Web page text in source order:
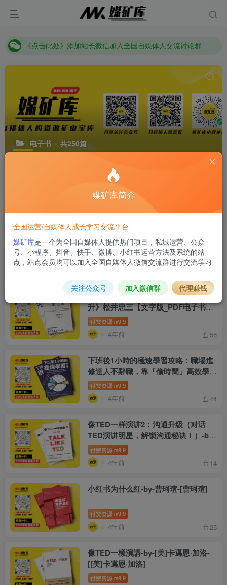
《点击此处》添加站长微信加入全国自媒体人交流讨论群
《点击此处》添加站长微信加入全国自媒体人交流讨论群
媒矿库-全国自媒体人的成长学习交流平台！
电子书 共250篇
微信运营 抖音
我知道他想看什么：用内容营销打造品
牌影响力-by-沙建军-[沙建军]
付费资源 m 9.9
无印良品笔记术：四个步骤实现持续提
升》松井忠三【文字版_PDF电子书_
下载】-by-松井忠三
付费资源 m9.9
4年前 56
下班後1小時的極速學習攻略：職場進
修達人不辭職，靠「偷時間」高效學語
言、修課程，10年考取10張證照-by-李
泂宰（이형재）
付费资源 m9.9
4年前 44
像TED一样演讲2：沟通升级（对话
TED演讲明星，解锁沟通秘诀！）-by-
卡迈恩·加洛-[卡迈恩·加洛]
付费资源 m9.9
4年前 14
小红书为什么红-by-曹珂瑄-[曹珂瑄]
付费资源 m9.9
4年前 25
像TED一樣演講-by-[美]卡邁恩·加洛-
[[美]卡邁恩·加洛]
付费资源 m9.9
媒矿库简介
全国运营/自媒体人成长学习交流平台
媒矿库是一个为全国自媒体人提供热门项目，私域运营、公众
号、小程序、抖音、快手、微博、小红书运营方法及系统的站
点，站点会员均可以加入全国自媒体人微信交流群进行交流学习
关注公众号 加入微信群 代理赚钱